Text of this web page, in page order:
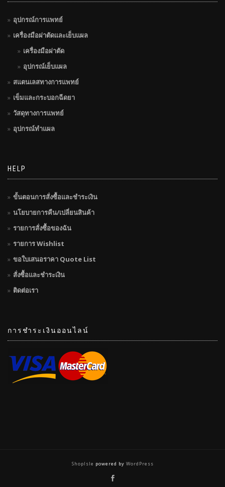
อุปกรณ์การแพทย์
เครื่องมือผ่าตัดและเย็บแผล
เครื่องมือผ่าตัด
อุปกรณ์เย็บแผล
สแตนเลสทางการแพทย์
เข็มและกระบอกฉีดยา
วัสดุทางการแพทย์
อุปกรณ์ทำแผล
HELP
ขั้นตอนการสั่งซื้อและชำระเงิน
นโยบายการคืน/เปลี่ยนสินค้า
รายการสั่งซื้อของฉัน
รายการ Wishlist
ขอใบเสนอราคา Quote List
สั่งซื้อและชำระเงิน
ติดต่อเรา
การชำระเงินออนไลน์
ShopIsle powered by WordPress